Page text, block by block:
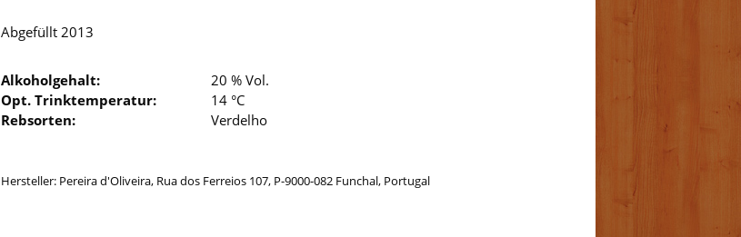
Abgefüllt 2013
Alkoholgehalt:
20 % Vol.
Opt. Trinktemperatur:
14 °C
Rebsorten:
Verdelho
Hersteller: Pereira d'Oliveira, Rua dos Ferreios 107, P-9000-082 Funchal, Portugal